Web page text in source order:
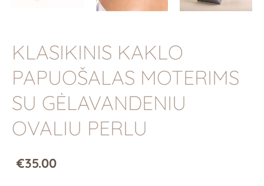
KLASIKINIS KAKLO
PAPUOŠALAS MOTERIMS
SU GĖLAVANDENIU
OVALIU PERLU
€35.00